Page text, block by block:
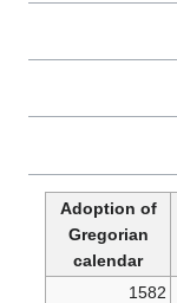
Adoption of
Gregorian
calendar
1582